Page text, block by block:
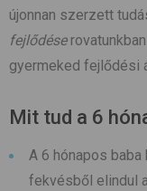
újonnan szerzett
fejlődése
gyermeked fejlődési
Mit tud a 6
A 6 hónapos
fekvésből elindul